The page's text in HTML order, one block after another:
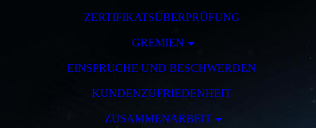
ZERTIFIKATSÜBERPRÜFUNG
GREMIEN
EINSPRÜCHE UND BESCHWERDEN
KUNDENZUFRIEDENHEIT
ZUSAMMENARBEIT